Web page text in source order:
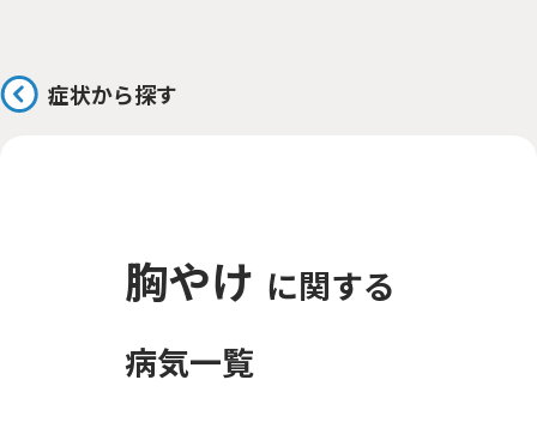
症状から探す
胸やけ に関する
病気一覧